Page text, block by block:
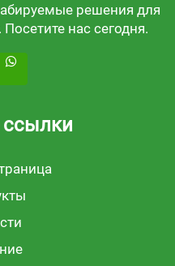
решения для
нас сегодня.